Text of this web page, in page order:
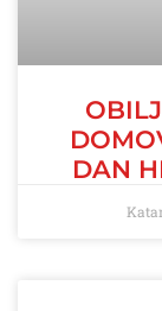
DAN